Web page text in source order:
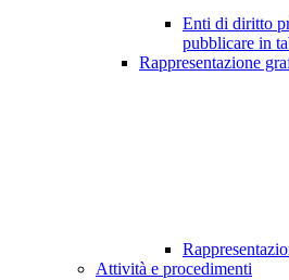
Enti di diritto
pubblicare in
Rappresentazione
Attività e procedimenti